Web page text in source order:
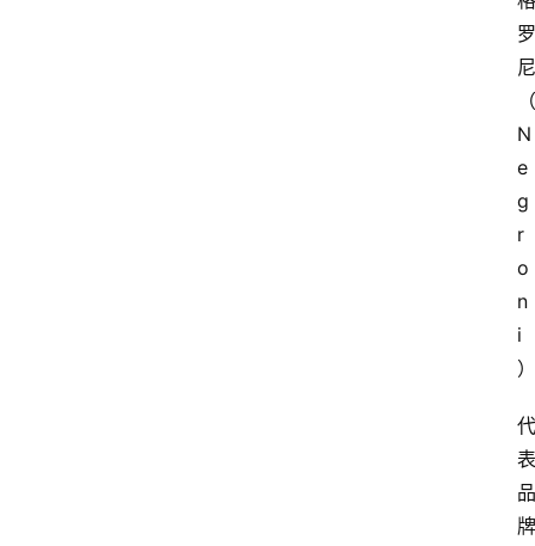
罗
尼
（
N
e
g
r
o
n
i
）
代
表
品
牌